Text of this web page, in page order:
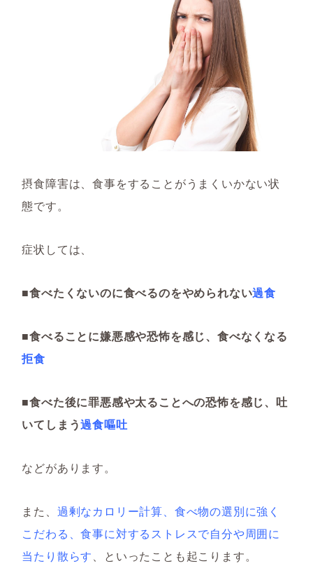
摂食障害は、食事をすることがうまくいかない状
態です。
症状しては、
■食べたくないのに食べるのをやめられない過食
■食べることに嫌悪感や恐怖を感じ、食べなくなる
拒食
■食べた後に罪悪感や太ることへの恐怖を感じ、吐
いてしまう過食嘔吐
などがあります。
また、 過剰なカロリー計算、食べ物の選別に強く
こだわる、食事に対するストレスで自分や周囲に
当たり散らす 、といったことも起こります。